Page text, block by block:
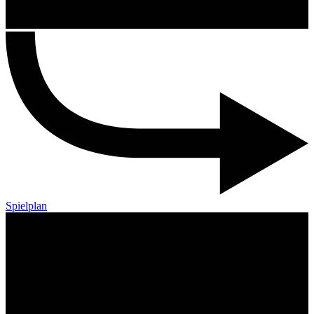
Spielplan